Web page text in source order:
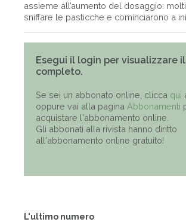
L'ultimo numero
assieme all’aumento del dosaggio:
sniffare le pasticche e cominciarono a
Esegui il login per visualizzare
completo.
Se sei un abbonato online, clicca qui
oppure vai alla pagina Abbonamenti
acquistare l'abbonamento online.
Gli abbonati alla rivista hanno diritto
all'abbonamento online gratuito!